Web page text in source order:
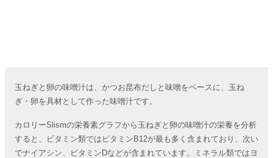
玉ねぎと卵の味噌汁は、かつお昆布だしと味噌をベースに、玉ね
ぎ・卵を具材として作った味噌汁です。
カロリーSlismの栄養素グラフから玉ねぎと卵の味噌汁の栄養を分析
すると、ビタミン類ではビタミンB12が最も多く含まれており、次い
でナイアシン、ビタミンDなどが含まれています。ミネラル類ではヨ